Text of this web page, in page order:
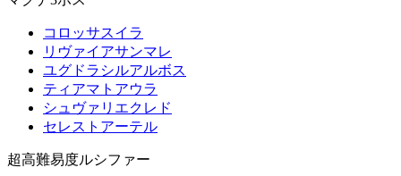
コロッサスイラ
リヴァイアサンマレ
ユグドラシルアルボス
ティアマトアウラ
シュヴァリエクレド
セレストアーテル
超高難易度ルシファー